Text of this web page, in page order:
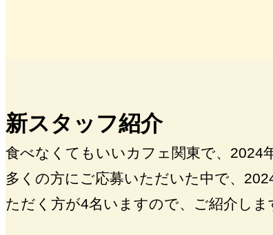
新スタッフ紹介
食べなくてもいいカフェ関東で、2024
多くの方にご応募いただいた中で、
ただく方が4名いますので、ご紹介しま